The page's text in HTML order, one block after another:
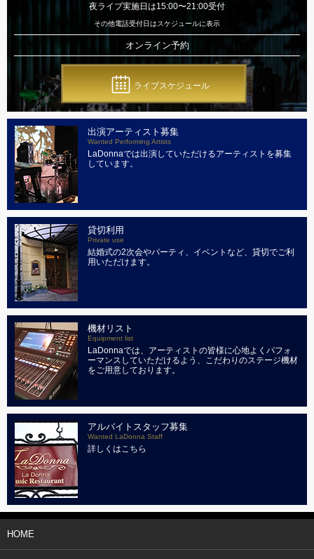
夜ライブ実施日は15:00〜21:00受付
その他電話受付日はスケジュールに表示
オンライン予約
ライブスケジュール
出演アーティスト募集
Wanted Performing Artists
LaDonnaでは出演していただけるアーティストを募集
しています。
貸切利用
Private use
結婚式の2次会やパーティ、イベントなど、貸切でご利
用いただけます。
機材リスト
Equipment list
LaDonnaでは、アーティストの皆様に心地よくパフォ
ーマンスしていただけるよう、こだわりのステージ機材
をご用意しております。
アルバイトスタッフ募集
Wanted LaDonna Staff
詳しくはこちら
HOME